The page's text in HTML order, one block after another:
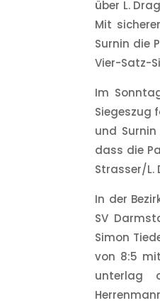
über L.
Mit
Surnin die
Vier-Satz-
Im
Siegeszug
und
dass die
Strasser/L.
In der
SV
Simon
von 8:5
unterlag